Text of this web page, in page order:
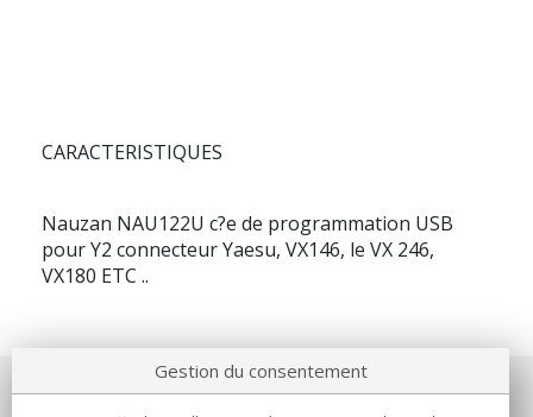
CARACTERISTIQUES
Nauzan NAU122U c?e de programmation USB
pour Y2 connecteur Yaesu, VX146, le VX 246,
VX180 ETC ..
Gestion du consentement